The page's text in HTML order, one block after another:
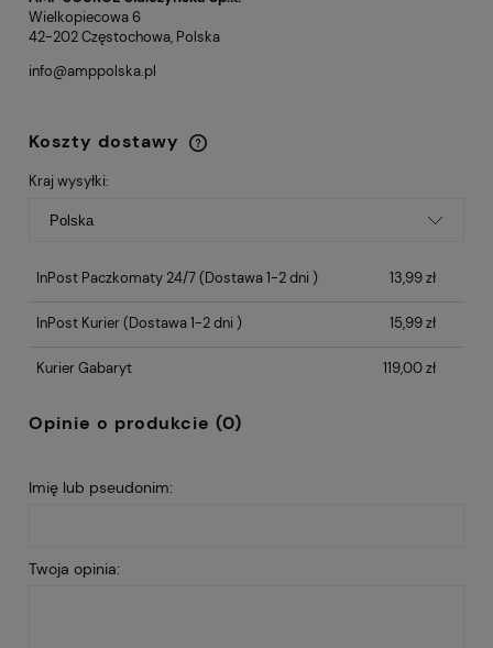
Wielkopiecowa 6
42-202 Częstochowa, Polska
info@amppolska.pl
Koszty dostawy
Cena nie zawiera ewentualnych kosztów
płatności
Kraj wysyłki:
InPost Paczkomaty 24/7(Dostawa 1-2 dni ) 13,99 zł
InPost Kurier(Dostawa 1-2 dni ) 15,99 zł
Kurier Gabaryt 119,00 zł
Opinie o produkcie (0)
Imię lub pseudonim:
Twoja opinia: